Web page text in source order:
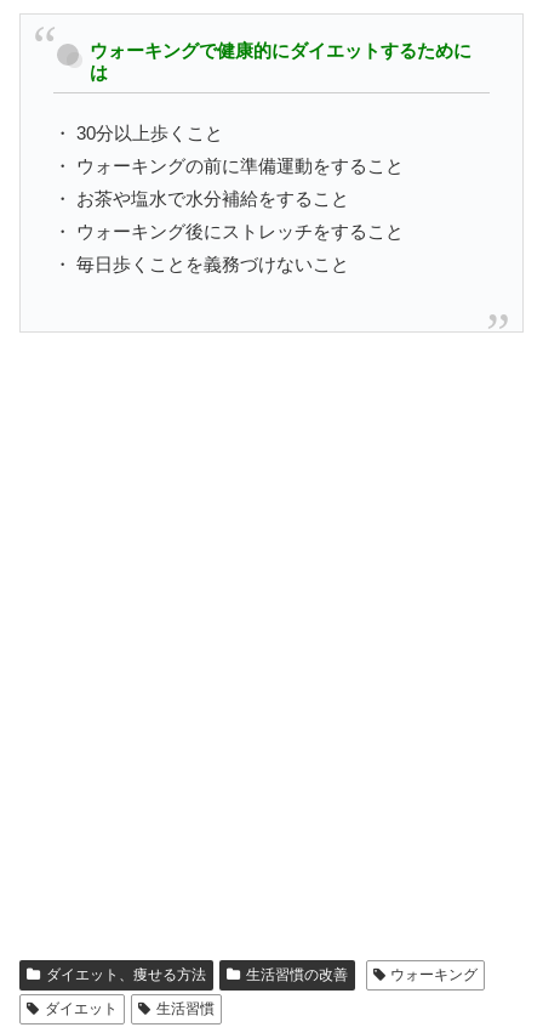
ウォーキングで健康的にダイエットするために
は
・ 30分以上歩くこと
・ ウォーキングの前に準備運動をすること
・ お茶や塩水で水分補給をすること
・ ウォーキング後にストレッチをすること
・ 毎日歩くことを義務づけないこと
ダイエット、痩せる方法 生活習慣の改善
ウォーキング
ダイエット
生活習慣